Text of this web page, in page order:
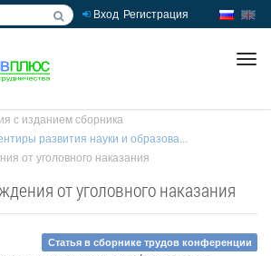
Вход Регистрация
с изданием сборника
развития науки и образова...
от уголовного наказания
от уголовного наказания
Статья в сборнике трудов конференции